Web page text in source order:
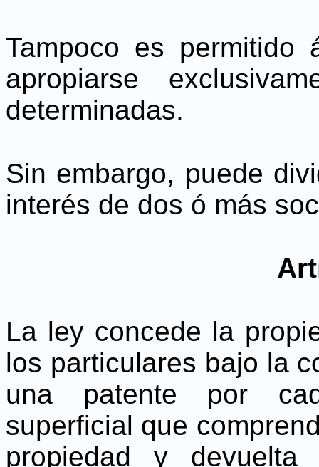
Tampoco es
apropiarse
determinadas.
Sin embargo, puede
interés de dos ó más
La ley concede la
los particulares bajo la
una patente por
superficial que
propiedad y